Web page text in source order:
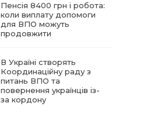
Пенсія 8400 грн і робота:
коли виплату допомоги
для ВПО можуть
продовжити
В Україні створять
Координаційну раду з
питань ВПО та
повернення українців із-
за кордону